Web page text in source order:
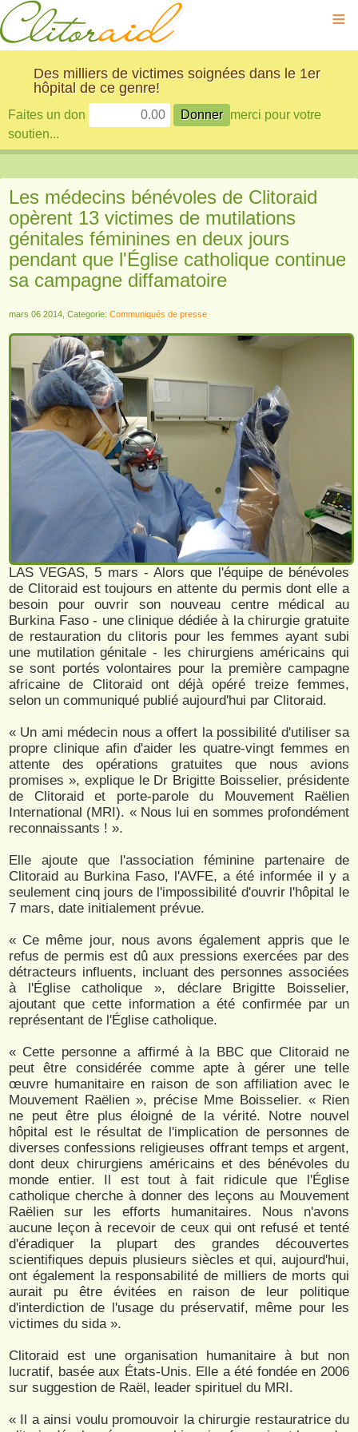
≡
Des milliers de victimes soignées dans le 1er
hôpital de ce genre!
Faites un don
merci pour votre
soutien...
Les médecins bénévoles de Clitoraid
opèrent 13 victimes de mutilations
génitales féminines en deux jours
pendant que l'Église catholique continue
sa campagne diffamatoire
mars 06 2014, Categorie: Communiqués de presse
LAS VEGAS, 5 mars - Alors que l'équipe de bénévoles
de Clitoraid est toujours en attente du permis dont elle a
besoin pour ouvrir son nouveau centre médical au
Burkina Faso - une clinique dédiée à la chirurgie gratuite
de restauration du clitoris pour les femmes ayant subi
une mutilation génitale - les chirurgiens américains qui
se sont portés volontaires pour la première campagne
africaine de Clitoraid ont déjà opéré treize femmes,
selon un communiqué publié aujourd'hui par Clitoraid.
« Un ami médecin nous a offert la possibilité d'utiliser sa
propre clinique afin d'aider les quatre-vingt femmes en
attente des opérations gratuites que nous avions
promises », explique le Dr Brigitte Boisselier, présidente
de Clitoraid et porte-parole du Mouvement Raëlien
International (MRI). « Nous lui en sommes profondément
reconnaissants ! ».
Elle ajoute que l'association féminine partenaire de
Clitoraid au Burkina Faso, l'AVFE, a été informée il y a
seulement cinq jours de l'impossibilité d'ouvrir l'hôpital le
7 mars, date initialement prévue.
« Ce même jour, nous avons également appris que le
refus de permis est dû aux pressions exercées par des
détracteurs influents, incluant des personnes associées
à l'Église catholique », déclare Brigitte Boisselier,
ajoutant que cette information a été confirmée par un
représentant de l'Église catholique.
« Cette personne a affirmé à la BBC que Clitoraid ne
peut être considérée comme apte à gérer une telle
œuvre humanitaire en raison de son affiliation avec le
Mouvement Raëlien », précise Mme Boisselier. « Rien
ne peut être plus éloigné de la vérité. Notre nouvel
hôpital est le résultat de l'implication de personnes de
diverses confessions religieuses offrant temps et argent,
dont deux chirurgiens américains et des bénévoles du
monde entier. Il est tout à fait ridicule que l'Église
catholique cherche à donner des leçons au Mouvement
Raëlien sur les efforts humanitaires. Nous n'avons
aucune leçon à recevoir de ceux qui ont refusé et tenté
d'éradiquer la plupart des grandes découvertes
scientifiques depuis plusieurs siècles et qui, aujourd'hui,
ont également la responsabilité de milliers de morts qui
aurait pu être évitées en raison de leur politique
d'interdiction de l'usage du préservatif, même pour les
victimes du sida ».
Clitoraid est une organisation humanitaire à but non
lucratif, basée aux États-Unis. Elle a été fondée en 2006
sur suggestion de Raël, leader spirituel du MRI.
« Il a ainsi voulu promouvoir la chirurgie restauratrice du